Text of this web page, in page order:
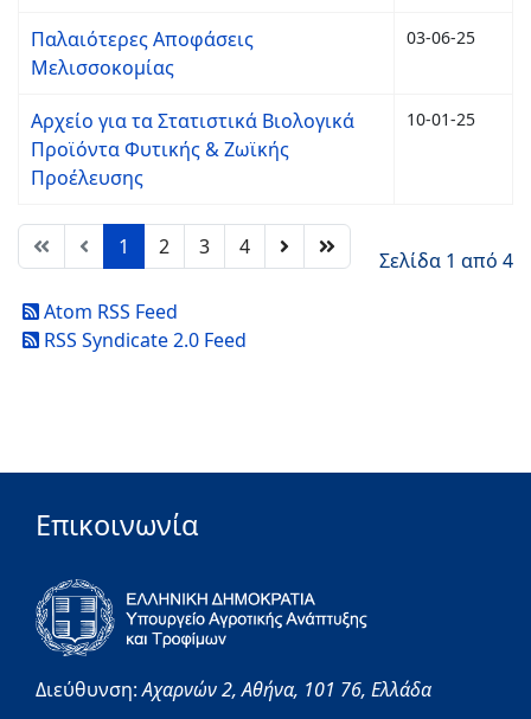
Παλαιότερες Αποφάσεις
Μελισσοκομίας
03-06-25
Αρχείο για τα Στατιστικά Βιολογικά
Προϊόντα Φυτικής & Ζωϊκής
Προέλευσης
10-01-25
1 2 3 4
Σελίδα 1 από 4
Atom RSS Feed
RSS Syndicate 2.0 Feed
Επικοινωνία
Διεύθυνση:Αχαρνών 2,Αθήνα, 101 76, Ελλάδα